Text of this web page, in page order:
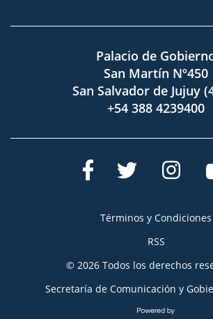
Palacio de
San Martín Nº450
San Salvador de Jujuy
+54 388 4239400
Términos y Condiciones
RSS
© 2026 Todos los derechos
Secretaría de Comunicación y